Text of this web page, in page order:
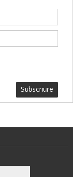
Subscriure